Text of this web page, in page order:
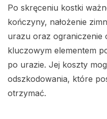
Po skręceniu kostki
kończyny, nałożenie
urazu oraz ograniczenie
kluczowym elementem
po urazie. Jej koszty
odszkodowania, które
otrzymać.